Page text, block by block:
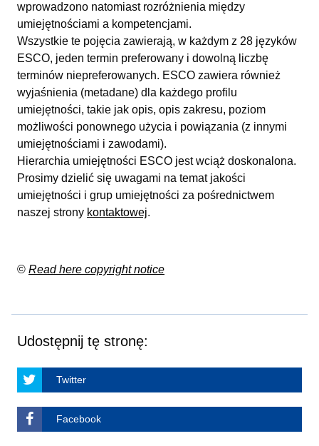
wprowadzono natomiast rozróżnienia między
umiejętnościami a kompetencjami.
Wszystkie te pojęcia zawierają, w każdym z 28 języków
ESCO, jeden termin preferowany i dowolną liczbę
terminów niepreferowanych. ESCO zawiera również
wyjaśnienia (metadane) dla każdego profilu
umiejętności, takie jak opis, opis zakresu, poziom
możliwości ponownego użycia i powiązania (z innymi
umiejętnościami i zawodami).
Hierarchia umiejętności ESCO jest wciąż doskonalona.
Prosimy dzielić się uwagami na temat jakości
umiejętności i grup umiejętności za pośrednictwem
naszej strony kontaktowej.
© Read here copyright notice
Udostępnij tę stronę:
Twitter
Facebook